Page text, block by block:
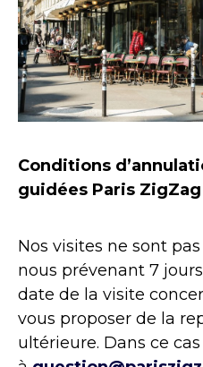
Conditions
guidées Paris ZigZag
Nos visites ne sont
nous prévenant 7
date de la visite
vous proposer de la
ultérieure. Dans ce